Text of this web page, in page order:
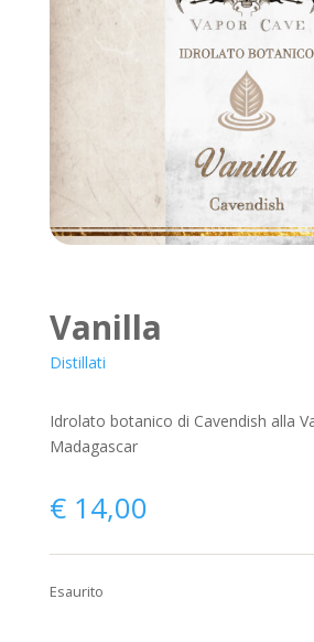
Vanilla
Distillati
Idrolato botanico di Cavendish alla
Madagascar
€14,00
Esaurito